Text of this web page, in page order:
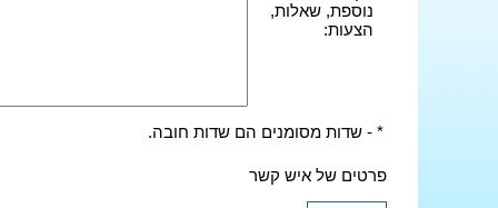
נוספת, שאלות,
הצעות:
* - שדות מסומנים הם שדות חובה.
פרטים של איש קשר